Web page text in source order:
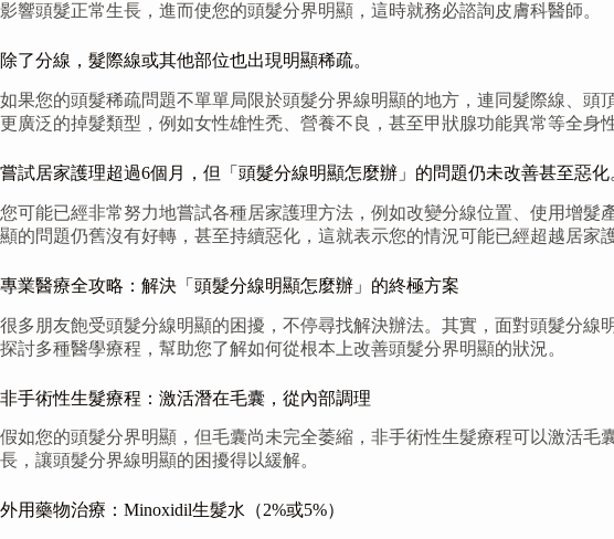
影響頭髮正常生長，進而使您的頭髮分界明顯，這時就務必諮詢皮膚科醫師。
除了分線，髮際線或其他部位也出現明顯稀疏。
如果您的頭髮稀疏問題不單單局限於頭髮分界線明顯的地方，連同髮際線、
更廣泛的掉髮類型，例如女性雄性禿、營養不良，甚至甲狀腺功能異常等全身
嘗試居家護理超過6個月，但「頭髮分線明顯怎麼辦」的問題仍未改善甚至惡化
您可能已經非常努力地嘗試各種居家護理方法，例如改變分線位置、使用增
顯的問題仍舊沒有好轉，甚至持續惡化，這就表示您的情況可能已經超越居家
專業醫療全攻略：解決「頭髮分線明顯怎麼辦」的終極方案
很多朋友飽受頭髮分線明顯的困擾，不停尋找解決辦法。其實，面對頭髮分
探討多種醫學療程，幫助您了解如何從根本上改善頭髮分界明顯的狀況。
非手術性生髮療程：激活潛在毛囊，從內部調理
假如您的頭髮分界明顯，但毛囊尚未完全萎縮，非手術性生髮療程可以激活
長，讓頭髮分界線明顯的困擾得以緩解。
外用藥物治療：Minoxidil生髮水（2%或5%）